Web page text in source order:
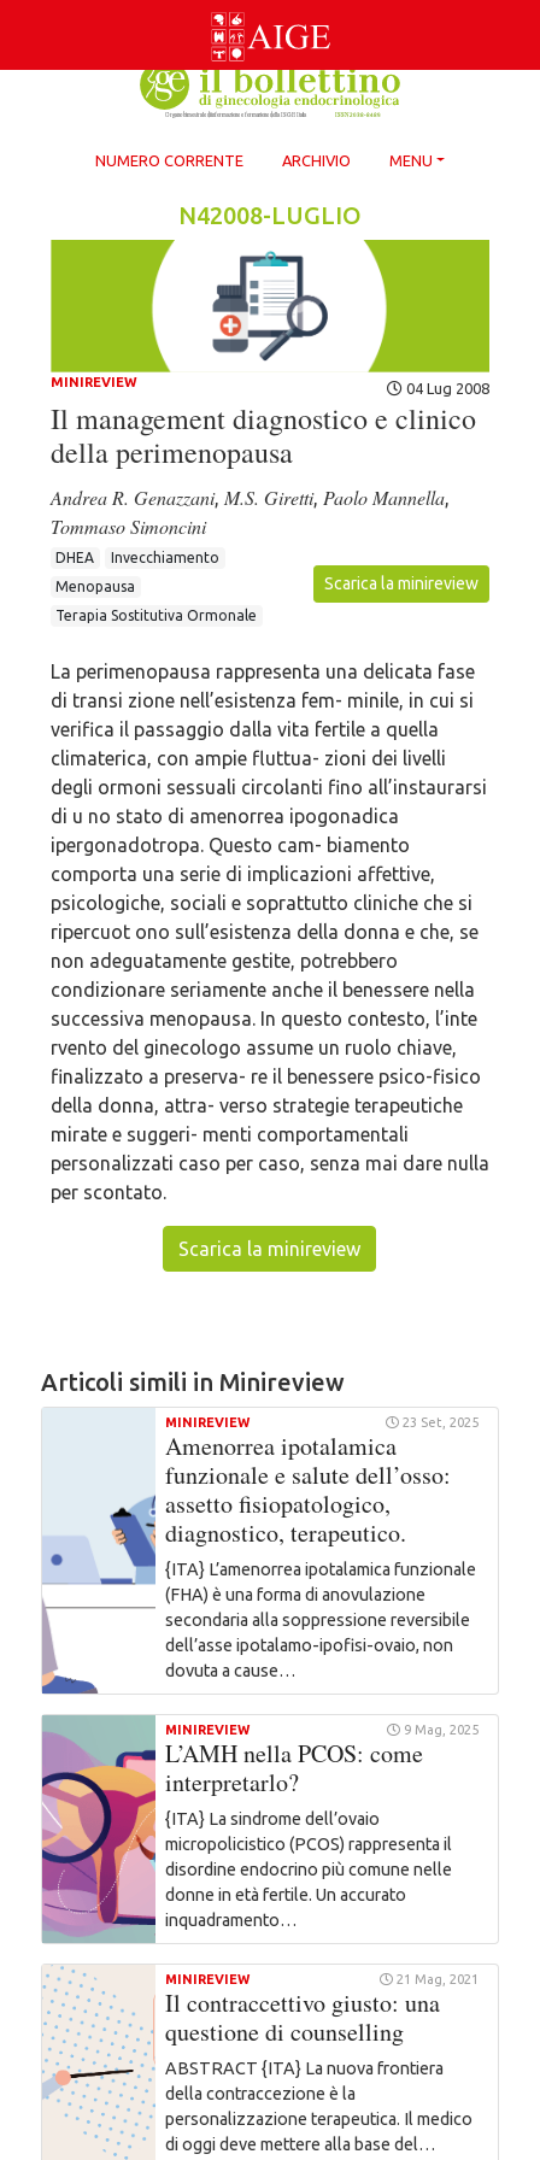
NUMERO CORRENTE ARCHIVIO MENU
N42008-LUGLIO
MINIREVIEW 04 Lug 2008
Il management diagnostico e clinico
della perimenopausa
Andrea R. Genazzani, M.S. Giretti, Paolo Mannella,
Tommaso Simoncini
DHEA
Invecchiamento
Menopausa
Terapia Sostitutiva Ormonale
Scarica la minireview
La perimenopausa rappresenta una delicata fase
di transi zione nell’esistenza fem- minile, in cui si
verifica il passaggio dalla vita fertile a quella
climaterica, con ampie fluttua- zioni dei livelli
degli ormoni sessuali circolanti fino all’instaurarsi
di u no stato di amenorrea ipogonadica
ipergonadotropa. Questo cam- biamento
comporta una serie di implicazioni affettive,
psicologiche, sociali e soprattutto cliniche che si
ripercuot ono sull’esistenza della donna e che, se
non adeguatamente gestite, potrebbero
condizionare seriamente anche il benessere nella
successiva menopausa. In questo contesto, l’inte
rvento del ginecologo assume un ruolo chiave,
finalizzato a preserva- re il benessere psico-fisico
della donna, attra- verso strategie terapeutiche
mirate e suggeri- menti comportamentali
personalizzati caso per caso, senza mai dare nulla
per scontato.
Scarica la minireview
Articoli simili in Minireview
MINIREVIEW 23 Set, 2025
Amenorrea ipotalamica
funzionale e salute dell’osso:
assetto fisiopatologico,
diagnostico, terapeutico.
{ITA} L’amenorrea ipotalamica funzionale
(FHA) è una forma di anovulazione
secondaria alla soppressione reversibile
dell’asse ipotalamo-ipofisi-ovaio, non
dovuta a cause…
MINIREVIEW 9 Mag, 2025
L’AMH nella PCOS: come
interpretarlo?
{ITA} La sindrome dell’ovaio
micropolicistico (PCOS) rappresenta il
disordine endocrino più comune nelle
donne in età fertile. Un accurato
inquadramento…
MINIREVIEW 21 Mag, 2021
Il contraccettivo giusto: una
questione di counselling
ABSTRACT {ITA} La nuova frontiera
della contraccezione è la
personalizzazione terapeutica. Il medico
di oggi deve mettere alla base del…